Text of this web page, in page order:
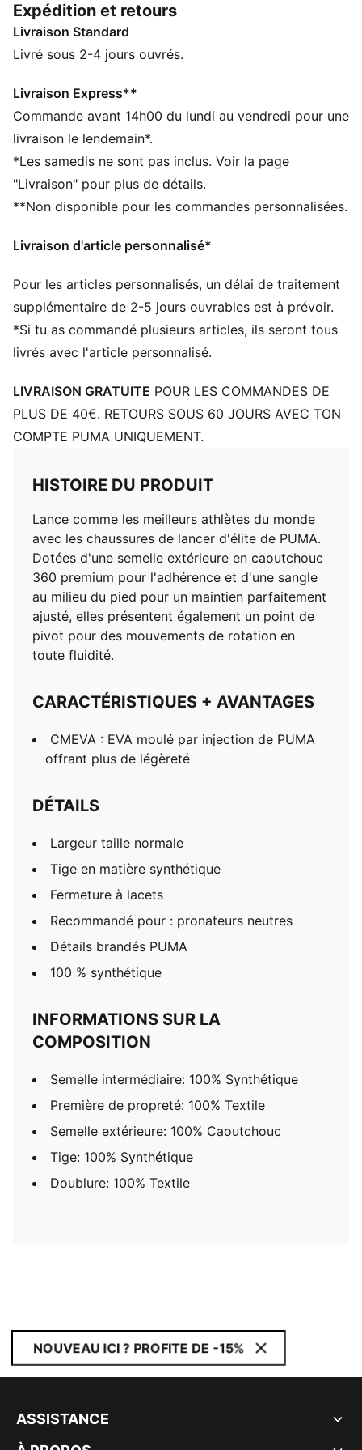
également un point de pivot pour des mouvements de
rotation en toute fluidité.
CARACTÉRISTIQUES + AVANTAGES
plus de légèreté
DÉTAILS
Largeur taille normale
Fermeture à lacets
Recommandé pour : pronateurs neutres
Détails brandés PUMA
Expédition et retours
Livraison Standard
Livré sous 2-4 jours ouvrés.
Livraison Express**
Commande avant 14h00 du lundi au vendredi pour une
livraison le lendemain*.
*Les samedis ne sont pas inclus. Voir la page
"Livraison" pour plus de détails.
**Non disponible pour les commandes personnalisées.
Livraison d'article personnalisé*
Pour les articles personnalisés, un délai de traitement
supplémentaire de 2-5 jours ouvrables est à prévoir.
*Si tu as commandé plusieurs articles, ils seront tous
livrés avec l'article personnalisé.
LIVRAISON GRATUITE POUR LES COMMANDES DE
PLUS DE 40€. RETOURS SOUS 60 JOURS AVEC TON
COMPTE PUMA UNIQUEMENT.
HISTOIRE DU PRODUIT
Lance comme les meilleurs athlètes du monde
avec les chaussures de lancer d'élite de PUMA.
Dotées d'une semelle extérieure en caoutchouc
360 premium pour l'adhérence et d'une sangle
au milieu du pied pour un maintien parfaitement
ajusté, elles présentent également un point de
pivot pour des mouvements de rotation en
toute fluidité.
CARACTÉRISTIQUES + AVANTAGES
CMEVA : EVA moulé par injection de PUMA
offrant plus de légèreté
DÉTAILS
Largeur taille normale
Tige en matière synthétique
Fermeture à lacets
Recommandé pour : pronateurs neutres
Détails brandés PUMA
100 % synthétique
INFORMATIONS SUR LA
COMPOSITION
Semelle intermédiaire: 100% Synthétique
Première de propreté: 100% Textile
Semelle extérieure: 100% Caoutchouc
Tige: 100% Synthétique
Doublure: 100% Textile
NOUVEAU ICI ? PROFITE DE -15%
ASSISTANCE